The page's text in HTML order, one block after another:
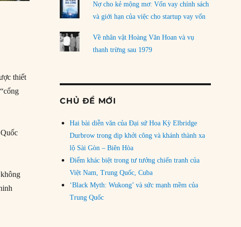
thiết
Viện Khổng Tử trong đối đầu Mỹ – Trung”
Nợ cho kẻ mộng mơ: Vốn vay chính sách
và giới hạn của việc cho startup vay vốn
Về nhân vật Hoàng Văn Hoan và vụ
thanh trừng sau 1979
CHỦ ĐỀ MỚI
Hai bài diễn văn của Đại sứ Hoa Kỳ Elbridge
Durbrow trong dịp khởi công và khánh thành xa
lộ Sài Gòn – Biên Hòa
Điểm khác biệt trong tư tưởng chiến tranh của
Việt Nam, Trung Quốc, Cuba
‘Black Myth: Wukong’ và sức mạnh mềm của
Trung Quốc